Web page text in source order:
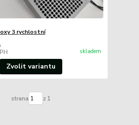
3 rychlostní
skladem
Zvolit variantu
strana z 1